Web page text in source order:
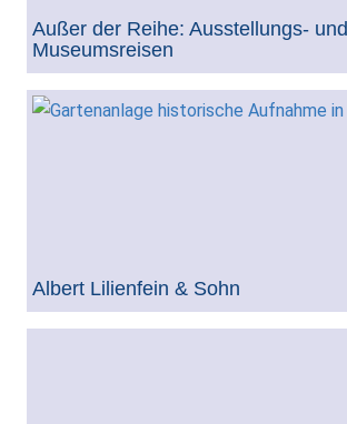
Außer der Reihe: Ausstellungs- und
Museumsreisen
Albert Lilienfein & Sohn